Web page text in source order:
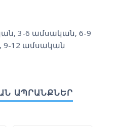
, 3-6 ամսական, 6-9
, 9-12 ամսական
ԱՊՐԱՆՔՆԵՐ